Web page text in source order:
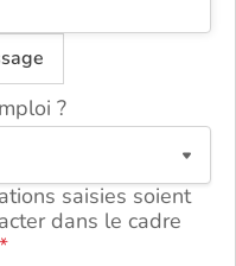
?
saisies soient
dans le cadre